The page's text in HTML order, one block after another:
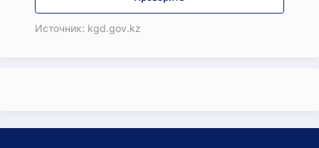
Источник: kgd.gov.kz